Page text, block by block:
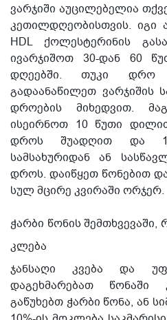
ვარჯიში აუცილებელია
კეთილდღეობისთვის. იგი
HDL ქოლესტერინის
ივარჯიშოთ 30-დან 60
დღეებში. თუკი დრო
გადაანაწილეთ ვარჯიშის
დროების მიხედვით.
ისეირნოთ 10 წუთი
დროს შუადღით და
სამსახურიდან ან
დროს. დაიწყეთ წონებით
სულ მცირე კვირაში ორჯერ.
ჭარბი წონის
კლება
ჯანსაღი კვება და
დაგეხმარებათ
გაწუხებთ ჭარბი წონა, ან